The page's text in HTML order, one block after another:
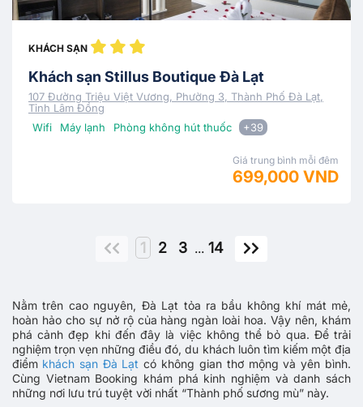
KHÁCH SẠN
Khách sạn Stillus Boutique Đà Lạt
107 Đường Triệu Việt Vương, Phường 3, Thành Phố Đà Lạt,
Tỉnh Lâm Đồng
Wifi
Máy lạnh Phòng không hút thuốc +39
Giá trung bình mỗi đêm
699,000 VND
1 2 3 ... 14
Nằm trên cao nguyên, Đà Lạt tỏa ra bầu không khí mát mẻ,
hoàn hảo cho sự nở rộ của hàng ngàn loài hoa. Vậy nên, khám
phá cảnh đẹp khi đến đây là việc không thể bỏ qua. Để trải
nghiệm trọn vẹn những điều đó, du khách luôn tìm kiếm một địa
điểm khách sạn Đà Lạt có không gian thơ mộng và yên bình.
Cùng Vietnam Booking khám phá kinh nghiệm và danh sách
những nơi lưu trú tuyệt vời nhất “Thành phố sương mù” này.